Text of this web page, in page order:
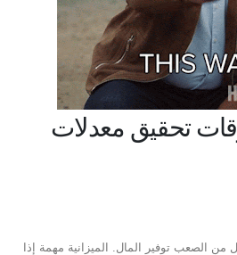
تحقيق معدلات
الصعب توفير المال. الميزانية مهمة إذا